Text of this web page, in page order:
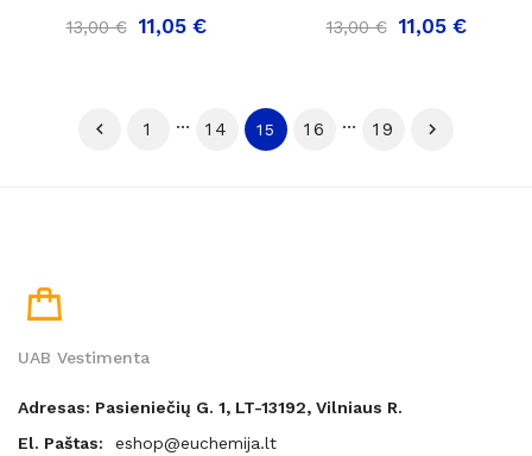
13,00 € 11,05 €
13,00 € 11,05 €
 1 … 14 15 16 … 19 
UAB Vestimenta
Adresas: Pasieniečių G. 1, LT-13192, Vilniaus R.
El. Paštas:
eshop@euchemija.lt